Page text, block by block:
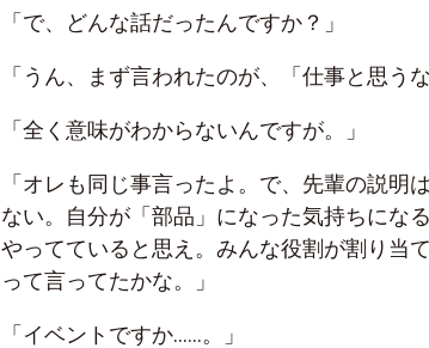
「で、どんな話だったんですか？」
「うん、まず言われたのが、「仕事と思う
「全く意味がわからないんですが。」
「オレも同じ事言ったよ。で、先輩の説明
ない。自分が「部品」になった気持ちにな
やってていると思え。みんな役割が割り当
って言ってたかな。」
「イベントですか……。」